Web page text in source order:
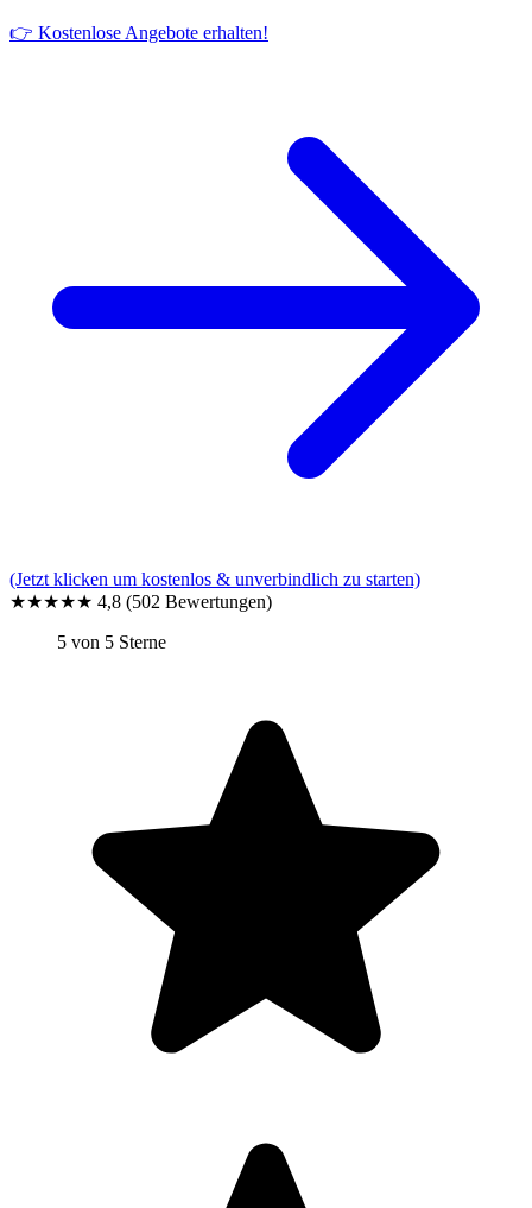
👉 Kostenlose Angebote erhalten!
(Jetzt klicken um kostenlos & unverbindlich zu starten)
★★★★★ 4,8 (502 Bewertungen)
5 von 5 Sterne